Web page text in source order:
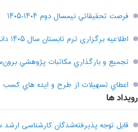
فرصت تحقيقاتي نیمسال دوم ۱۴۰۴-۱۴۰۵
اطلاعیه برگزاری ترم تابستان سال ۱۴۰۵ دانشگاه حکیم سبزواری
تجميع و بارگذاري مکاتبات پژوهشي
اعطاي تسهيلات از طرح و ايده هاي کسب
رویداد ها
قابل توجه پذیرفته‌شدگان کارشناسی ارشد سال ۱۴۰۴ دانشگاه حکیم